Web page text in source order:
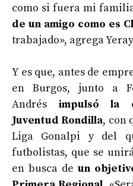
como si fuera mi
de un amigo como es
trabajado», agrega
Y es que, antes de
en Burgos, junto a
Andrés impulsó la
Juventud Rondilla, con
Liga Gonalpi y del
futbolistas, que se
en busca de un